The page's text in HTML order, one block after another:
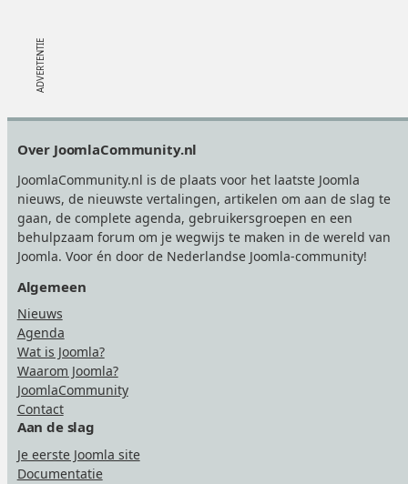
Over JoomlaCommunity.nl
JoomlaCommunity.nl is de plaats voor het laatste Joomla
nieuws, de nieuwste vertalingen, artikelen om aan de slag te
gaan, de complete agenda, gebruikersgroepen en een
behulpzaam forum om je wegwijs te maken in de wereld van
Joomla. Voor én door de Nederlandse Joomla-community!
Algemeen
Nieuws
Agenda
Wat is Joomla?
Waarom Joomla?
JoomlaCommunity
Contact
Aan de slag
Je eerste Joomla site
Documentatie